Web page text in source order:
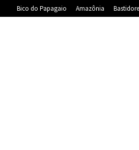
Bico do Papagaio Amazônia